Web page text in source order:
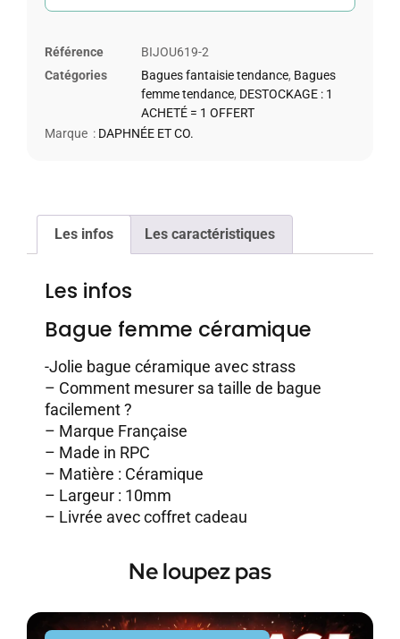
Référence
BIJOU619-2
Catégories
Bagues fantaisie tendance, Bagues
femme tendance, DESTOCKAGE : 1
ACHETÉ = 1 OFFERT
Marque : DAPHNÉE ET CO.
Les infos Les caractéristiques
Les infos
Bague femme céramique
-Jolie bague céramique avec strass
– Comment mesurer sa taille de bague
facilement ?
– Marque Française
– Made in RPC
– Matière : Céramique
– Largeur : 10mm
– Livrée avec coffret cadeau
Ne loupez pas